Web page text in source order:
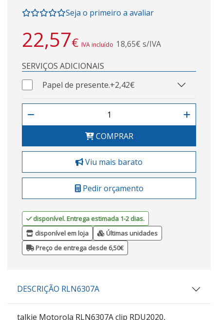
Seja o primeiro a avaliar
22,57€ IVA incluído 18,65€ s/IVA
SERVIÇOS ADICIONAIS
Papel de presente.+2,42€
COMPRAR
Viu mais barato
Pedir orçamento
disponível. Entrega estimada 1-2 dias.
disponível em loja
Últimas unidades
Preço de entrega desde 6,50€
DESCRIÇÃO RLN6307A
talkie Motorola RLN6307Aclip RDU2020,